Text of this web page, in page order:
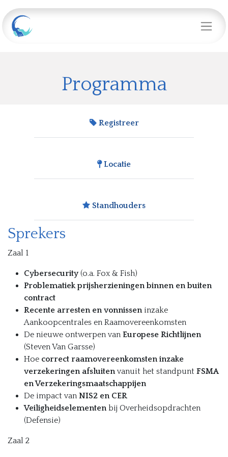
Programma
Registreer
Locatie
Standhouders
Sprekers
Zaal 1
Cybersecurity(o.a. Fox & Fish)
Problematiek prijsherzieningen binnen en buiten
contract
Recente arresten en vonnissen inzake
Aankoopcentrales en Raamovereenkomsten
De nieuwe ontwerpen van Europese Richtlijnen
(Steven Van Garsse)
Hoe correct raamovereenkomsten inzake
verzekeringen afsluitenvanuit het standpunt FSMA
en Verzekeringsmaatschappijen
De impact van NIS2 en CER
Veiligheidselementenbij Overheidsopdrachten
(Defensie)
Zaal 2